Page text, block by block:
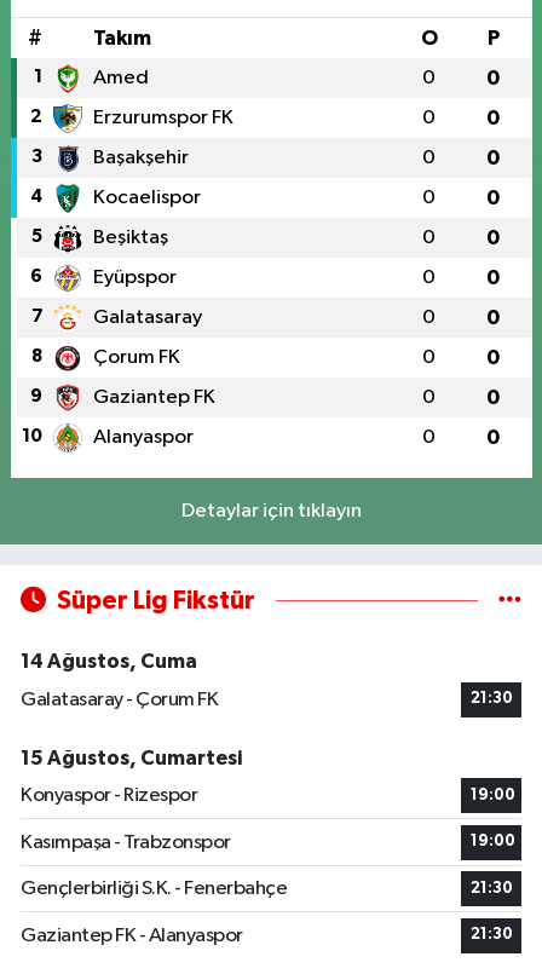
# Takım O P
1 Amed 0 0
2 Erzurumspor FK 0 0
3 Başakşehir 0 0
4 Kocaelispor 0 0
5 Beşiktaş 0 0
6 Eyüpspor 0 0
7 Galatasaray 0 0
8 Çorum FK 0 0
9 Gaziantep FK 0 0
10 Alanyaspor 0 0
Detaylar için tıklayın
Süper Lig Fikstür
14 Ağustos, Cuma
Galatasaray - Çorum FK
21:30
15 Ağustos, Cumartesi
Konyaspor - Rizespor
19:00
Kasımpaşa - Trabzonspor 19:00
Gençlerbirliği S.K. - Fenerbahçe 21:30
Gaziantep FK - Alanyaspor 21:30